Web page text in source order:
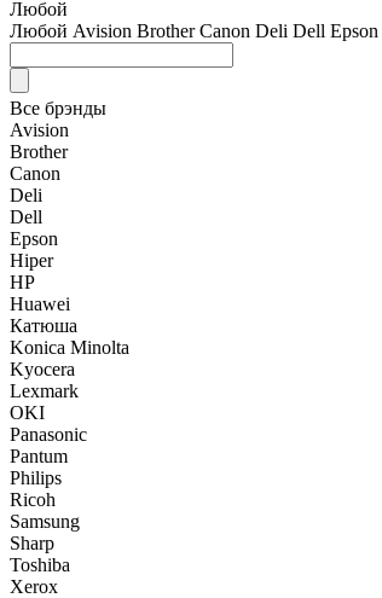
Любой
Любой Avision Brother Canon Deli Dell Epson
Все брэнды
Avision
Brother
Canon
Deli
Dell
Epson
Hiper
HP
Huawei
Катюша
Konica Minolta
Kyocera
Lexmark
OKI
Panasonic
Pantum
Philips
Ricoh
Samsung
Sharp
Toshiba
Xerox